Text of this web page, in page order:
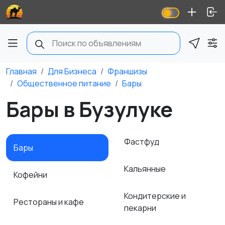
Главная Для Бизнеса
Франшизы
Общественное питание
Бары
Бары в Бузулуке
Бары
Кофейни
Рестораны и кафе
Фастфуд
Кальянные
Кондитерские и
пекарни